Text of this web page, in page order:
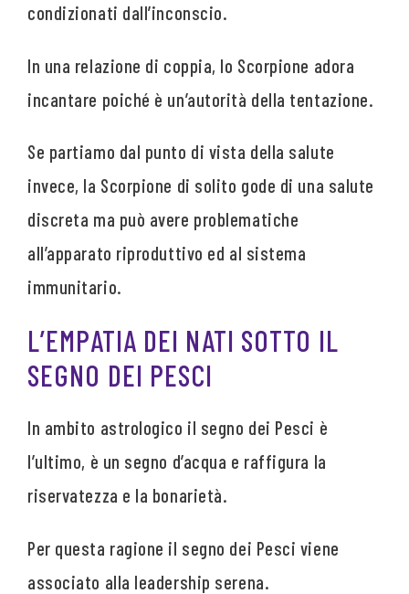
condizionati dall’inconscio.
In una relazione di coppia, lo Scorpione adora
incantare poiché è un’autorità della tentazione.
Se partiamo dal punto di vista della salute
invece, la Scorpione di solito gode di una salute
discreta ma può avere problematiche
all’apparato riproduttivo ed al sistema
immunitario.
L’EMPATIA DEI NATI SOTTO IL
SEGNO DEI PESCI
In ambito astrologico il segno dei Pesci è
l’ultimo, è un segno d’acqua e raffigura la
riservatezza e la bonarietà.
Per questa ragione il segno dei Pesci viene
associato alla leadership serena.